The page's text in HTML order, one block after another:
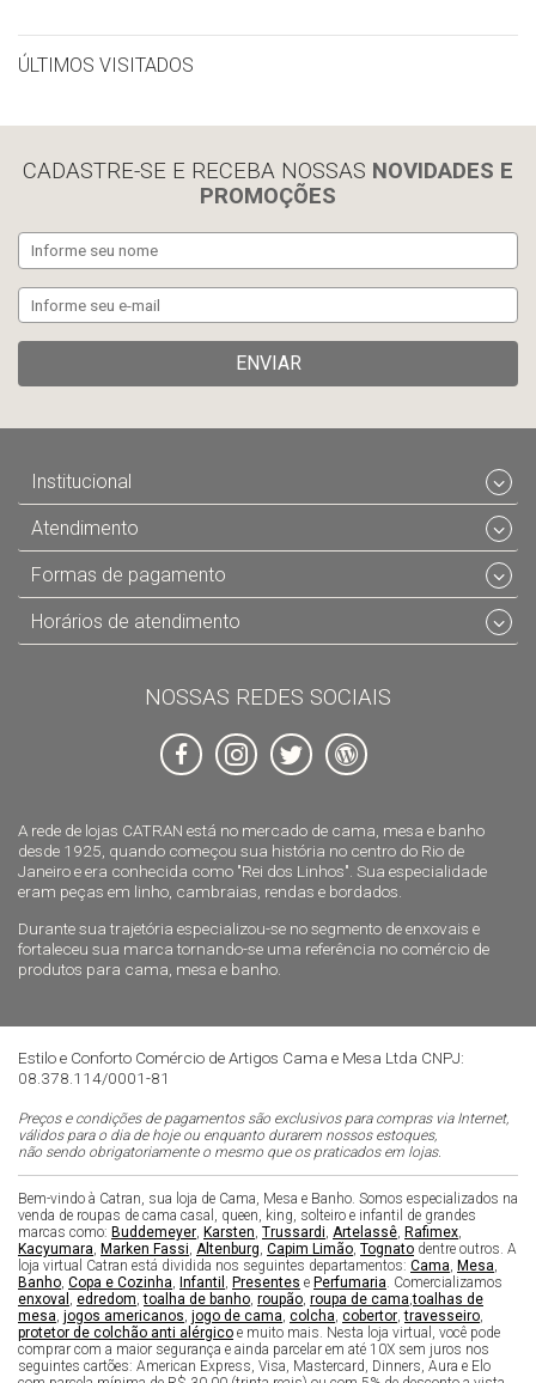
ÚLTIMOS VISITADOS
CADASTRE-SE E RECEBA NOSSAS NOVIDADES E
PROMOÇÕES
ENVIAR
A rede de lojas CATRAN está no mercado de cama, mesa e banho
desde 1925, quando começou sua história no centro do Rio de
Janeiro e era conhecida como "Rei dos Linhos". Sua especialidade
eram peças em linho, cambraias, rendas e bordados.
Durante sua trajetória especializou-se no segmento de enxovais e
fortaleceu sua marca tornando-se uma referência no comércio de
produtos para cama, mesa e banho.
Institucional
Atendimento
Formas de pagamento
Horários de atendimento
NOSSAS REDES SOCIAIS
Estilo e Conforto Comércio de Artigos Cama e Mesa Ltda CNPJ:
08.378.114/0001-81
Preços e condições de pagamentos são exclusivos para compras via Internet,
válidos para o dia de hoje ou enquanto durarem nossos estoques,
não sendo obrigatoriamente o mesmo que os praticados em lojas.
Bem-vindo à Catran, sua loja de Cama, Mesa e Banho. Somos especializados na
venda de roupas de cama casal, queen, king, solteiro e infantil de grandes
marcas como: Buddemeyer Karsten Trussardi Artelassê Rafimex
Kacyumara Marken Fassi Altenburg Capim Limão Tognato dentre outros. A
loja virtual Catran está dividida nos seguintes departamentos: Cama Mesa
Banho Copa e Cozinha Infantil Presentes e Perfumaria . Comercializamos
enxoval
edredom ,toalha de banho roupão roupa de cama ,toalhas de
mesa jogos americanos jogo de cama colcha cobertor ,travesseiro
protetor de colchão anti alérgico e muito mais. Nesta loja virtual, você pode
comprar com a maior segurança e ainda parcelar em até 10X sem juros nos
seguintes cartões: American Express, Visa, Mastercard, Dinners, Aura e Elo